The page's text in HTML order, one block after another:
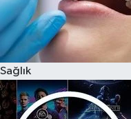
Sağlık